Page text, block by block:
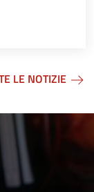
LE NOTIZIE